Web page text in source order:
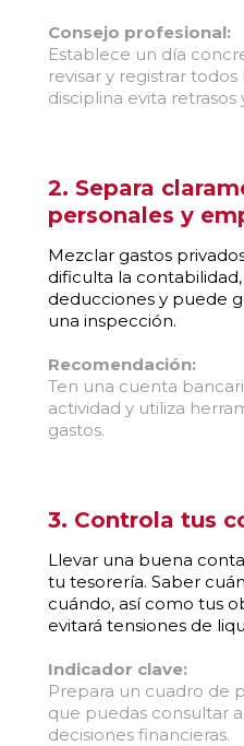
Consejo profesional:
Establece un día
revisar y registrar
disciplina evita retrasos
2. Separa
personales y
Mezclar gastos
dificulta la
deducciones y puede
una inspección.
Recomendación:
Ten una cuenta
actividad y utiliza
gastos.
3. Controla tus
Llevar una buena
tu tesorería. Saber
cuándo, así como tus
evitará tensiones de
Indicador clave:
Prepara un cuadro de
que puedas consultar
decisiones financieras.